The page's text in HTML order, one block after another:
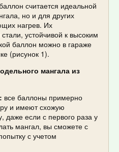
считается идеальной
но и для других
нагрев. Их
устойчивой к высоким
баллон можно в гараже
(рисунок 1).
мангала из
все баллоны примерно
и имеют схожую
даже если с первого раза у
мангал, вы сможете с
с учетом